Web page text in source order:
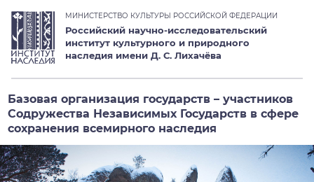
МИНИСТЕРСТВО КУЛЬТУРЫ РОССИЙСКОЙ ФЕДЕРАЦИИ
Российский научно-исследовательский
институт культурного и природного
наследия имени Д. С. Лихачёва
Базовая организация государств – участников
Содружества Независимых Государств в сфере
сохранения всемирного наследия